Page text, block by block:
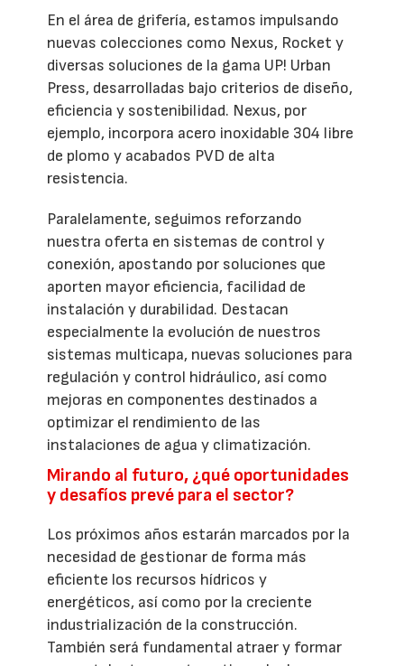
En el área de grifería, estamos impulsando
nuevas colecciones como Nexus, Rocket y
diversas soluciones de la gama UP! Urban
Press, desarrolladas bajo criterios de diseño,
eficiencia y sostenibilidad. Nexus, por
ejemplo, incorpora acero inoxidable 304 libre
de plomo y acabados PVD de alta
resistencia.
Paralelamente, seguimos reforzando
nuestra oferta en sistemas de control y
conexión, apostando por soluciones que
aporten mayor eficiencia, facilidad de
instalación y durabilidad. Destacan
especialmente la evolución de nuestros
sistemas multicapa, nuevas soluciones para
regulación y control hidráulico, así como
mejoras en componentes destinados a
optimizar el rendimiento de las
instalaciones de agua y climatización.
Mirando al futuro, ¿qué oportunidades
y desafíos prevé para el sector?
Los próximos años estarán marcados por la
necesidad de gestionar de forma más
eficiente los recursos hídricos y
energéticos, así como por la creciente
industrialización de la construcción.
También será fundamental atraer y formar